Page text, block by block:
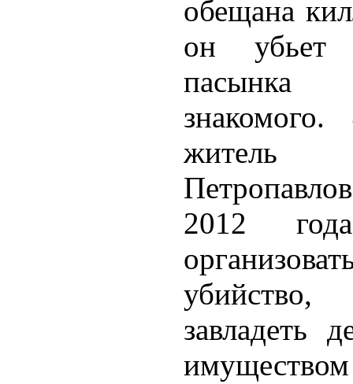
обещана
он
пасынка
знакомого.
житель
2012
завладеть
имуществом